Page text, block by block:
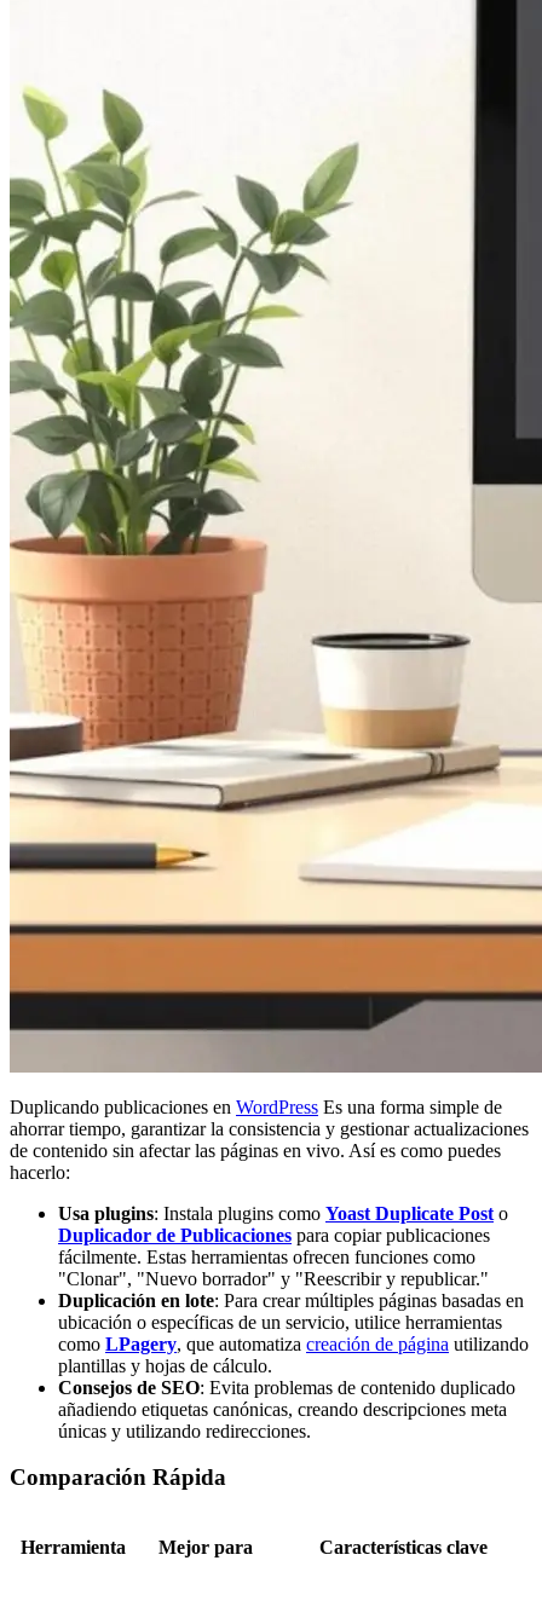
Duplicando publicaciones en WordPress Es una forma simple de
ahorrar tiempo, garantizar la consistencia y gestionar actualizaciones
de contenido sin afectar las páginas en vivo. Así es como puedes
hacerlo:
Usa plugins: Instala plugins como Yoast Duplicate Post o
Duplicador de Publicaciones para copiar publicaciones
fácilmente. Estas herramientas ofrecen funciones como
"Clonar", "Nuevo borrador" y "Reescribir y republicar."
Duplicación en lote: Para crear múltiples páginas basadas en
ubicación o específicas de un servicio, utilice herramientas
como LPagery, que automatiza creación de página utilizando
plantillas y hojas de cálculo.
Consejos de SEO: Evita problemas de contenido duplicado
añadiendo etiquetas canónicas, creando descripciones meta
únicas y utilizando redirecciones.
Comparación Rápida
Herramienta Mejor para Características clave